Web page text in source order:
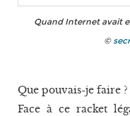
Quand Internet avait
©
Que pouvais-je faire ?
Face à ce racket